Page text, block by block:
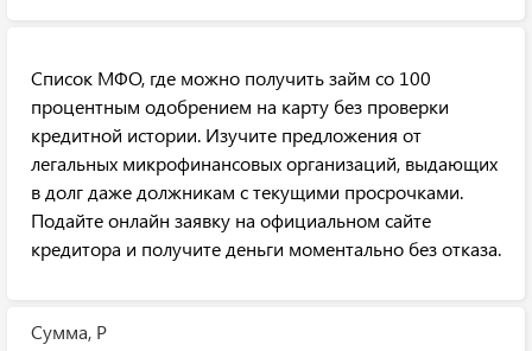
Список МФО, где можно получить займ со 100
процентным одобрением на карту без проверки
кредитной истории. Изучите предложения от
легальных микрофинансовых организаций, выдающих
в долг даже должникам с текущими просрочками.
Подайте онлайн заявку на официальном сайте
кредитора и получите деньги моментально без отказа.
Сумма, Р